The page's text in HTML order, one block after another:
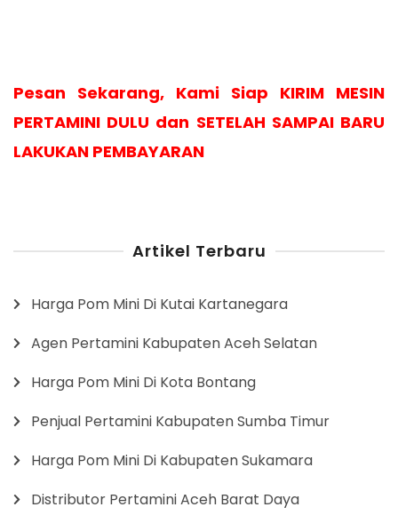
Pesan Sekarang, Kami Siap KIRIM MESIN
PERTAMINI DULU dan SETELAH SAMPAI BARU
LAKUKAN PEMBAYARAN
Artikel Terbaru
Harga Pom Mini Di Kutai Kartanegara
Agen Pertamini Kabupaten Aceh Selatan
Harga Pom Mini Di Kota Bontang
Penjual Pertamini Kabupaten Sumba Timur
Harga Pom Mini Di Kabupaten Sukamara
Distributor Pertamini Aceh Barat Daya